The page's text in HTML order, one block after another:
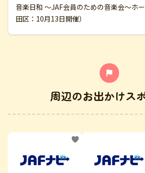
音楽日和 ～JAF会員のための音楽会～ホ
田区：10月13日開催）
周辺のお出かけス